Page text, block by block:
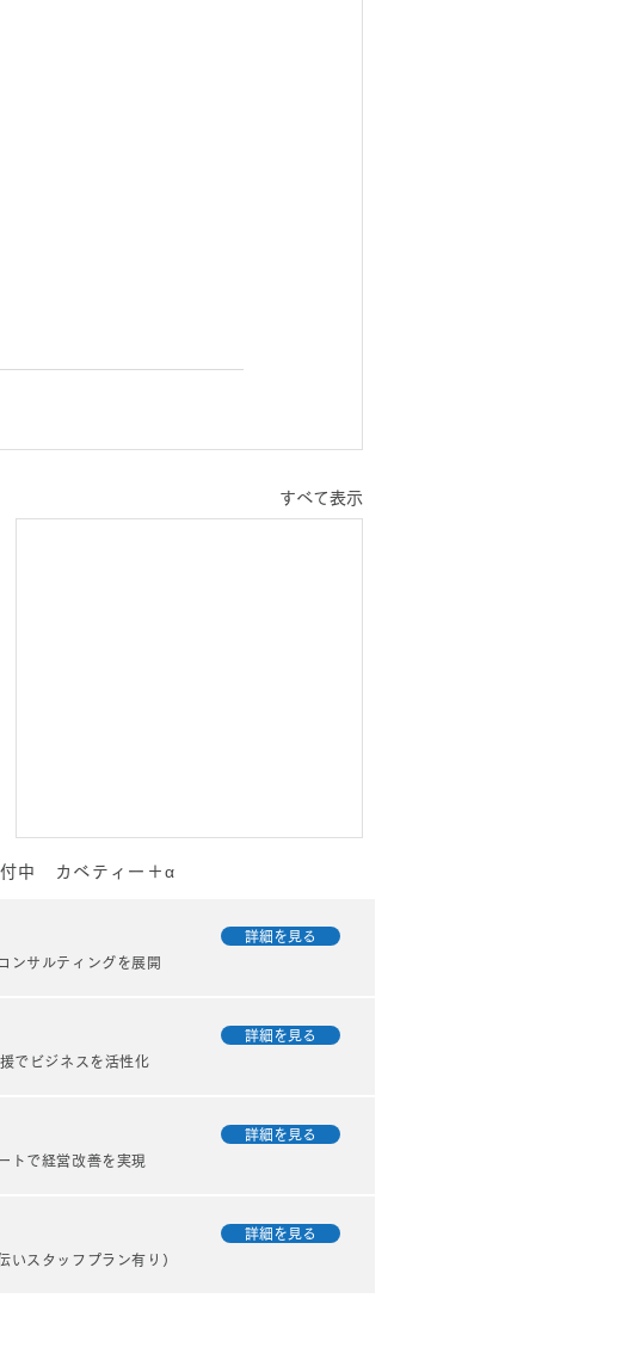
すべて表示
中 カベティー＋α
ンサルティングを展開
詳細を見る
でビジネスを活性化
詳細を見る
トで経営改善を実現
詳細を見る
いスタッフプラン有り）
詳細を見る